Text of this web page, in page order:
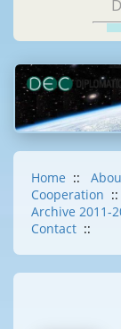
Home ::
Cooperation ::
Archive 2011-
Contact ::